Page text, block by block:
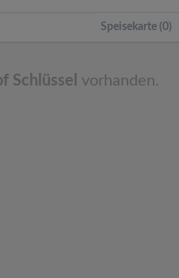
Speisekarte (0)
Schlüssel vorhanden.